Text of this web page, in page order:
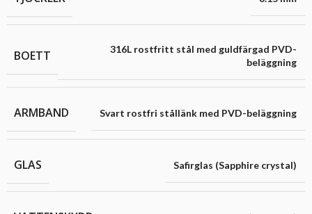
BOETT
316L rostfritt stål med guldfärgad PVD-
beläggning
ARMBAND Svart rostfri stållänk med PVD-beläggning
GLAS Safirglas (Sapphire crystal)